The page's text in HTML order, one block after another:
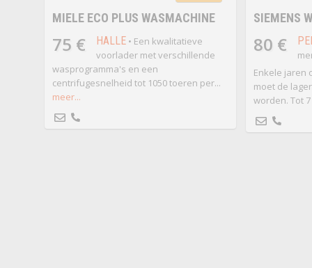
MIELE ECO PLUS WASMACHINE
75 € HALLE• Een kwalitatieve
voorlader met verschillende
wasprogramma's en een
centrifugesnelheid tot 1050 toeren per...
meer...
SIEMENS
80 €
Enkele jaren
moet de
worden. Tot